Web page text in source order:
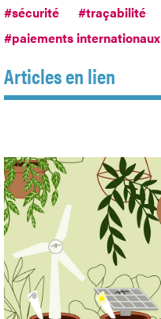
#sécurité #traçabilité
#paiements internationaux
Articles en lien